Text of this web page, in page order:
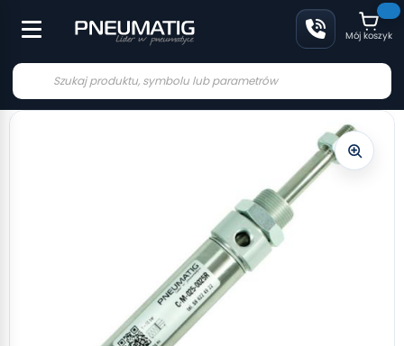
Mój koszyk